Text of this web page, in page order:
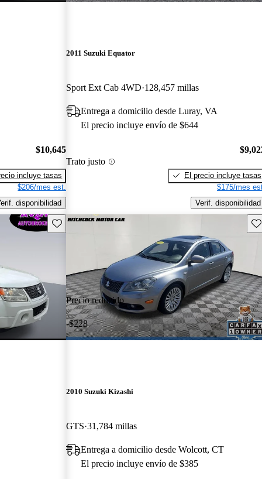
$10,645
incluye tasas
$206/mes est.
disponibilidad
2011 Suzuki Equator
Sport Ext Cab 4WD 128,457 millas
Entrega a domicilio desde Luray, VA
El precio incluye envío de $644
Trato justo
El precio incluye tasas
$175/mes
Verif. disponibilidad
Guarda este Aviso
Precio reducido
-$228
2010 Suzuki Kizashi
GTS 31,784 millas
Entrega a domicilio desde Wolcott, CT
El precio incluye envío de $385